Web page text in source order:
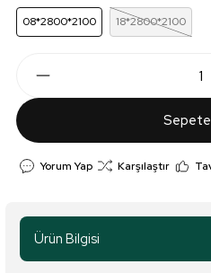
08*2800*2100 18*2800*2100
Sepete
Yorum Yap Karşılaştır
Ürün Bilgisi